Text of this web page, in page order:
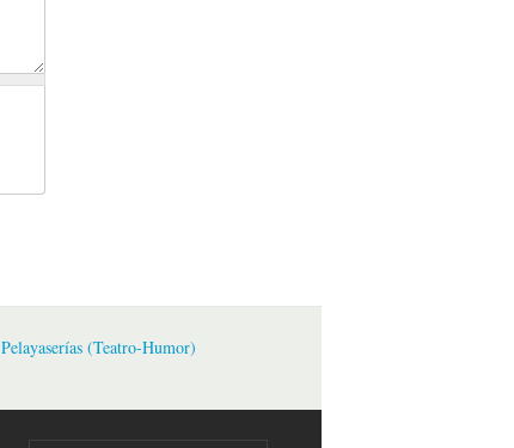
Pelayaserías (Teatro-Humor)